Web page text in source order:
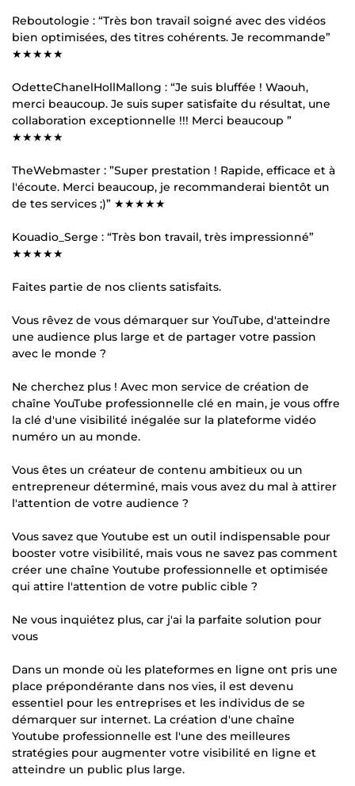
Reboutologie : “Très bon travail soigné avec des vidéos
bien optimisées, des titres cohérents. Je recommande”
★★★★★
OdetteChanelHollMallong : “Je suis bluffée ! Waouh,
merci beaucoup. Je suis super satisfaite du résultat, une
collaboration exceptionnelle !!! Merci beaucoup ”
★★★★★
TheWebmaster : ”Super prestation ! Rapide, efficace et à
l'écoute. Merci beaucoup, je recommanderai bientôt un
de tes services ;)” ★★★★★
Kouadio_Serge : “Très bon travail, très impressionné”
★★★★★
Faites partie de nos clients satisfaits.
Vous rêvez de vous démarquer sur YouTube, d'atteindre
une audience plus large et de partager votre passion
avec le monde ?
Ne cherchez plus ! Avec mon service de création de
chaîne YouTube professionnelle clé en main, je vous offre
la clé d'une visibilité inégalée sur la plateforme vidéo
numéro un au monde.
Vous êtes un créateur de contenu ambitieux ou un
entrepreneur déterminé, mais vous avez du mal à attirer
l'attention de votre audience ?
Vous savez que Youtube est un outil indispensable pour
booster votre visibilité, mais vous ne savez pas comment
créer une chaîne Youtube professionnelle et optimisée
qui attire l'attention de votre public cible ?
Ne vous inquiétez plus, car j'ai la parfaite solution pour
vous
Dans un monde où les plateformes en ligne ont pris une
place prépondérante dans nos vies, il est devenu
essentiel pour les entreprises et les individus de se
démarquer sur internet. La création d'une chaîne
Youtube professionnelle est l'une des meilleures
stratégies pour augmenter votre visibilité en ligne et
atteindre un public plus large.